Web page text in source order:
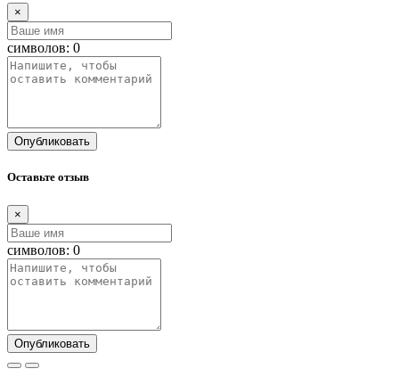
×
символов: 0
Опубликовать
Оставьте отзыв
×
символов: 0
Опубликовать